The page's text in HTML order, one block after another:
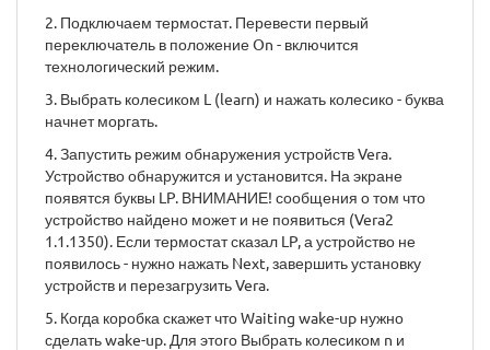
2. Подключаем термостат. Перевести первый
переключатель в положение On - включится
технологический режим.
3. Выбрать колесиком L (learn) и нажать колесико - буква
начнет моргать.
4. Запустить режим обнаружения устройств Vera.
Устройство обнаружится и установится. На экране
появятся буквы LP. ВНИМАНИЕ! сообщения о том что
устройство найдено может и не появиться (Vera2
1.1.1350). Если термостат сказал LP, а устройство не
появилось - нужно нажать Next, завершить установку
устройств и перезагрузить Vera.
5. Когда коробка скажет что Waiting wake-up нужно
сделать wake-up. Для этого Выбрать колесиком n и